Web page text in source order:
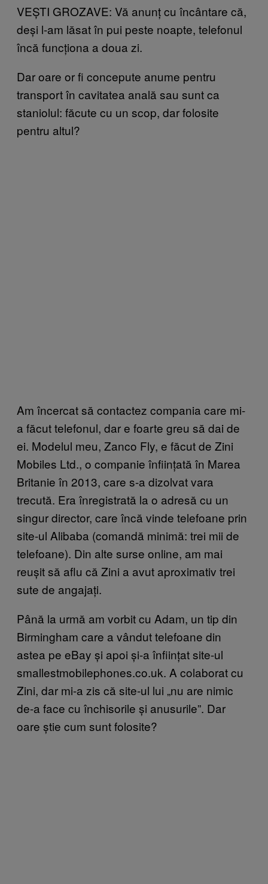
VEȘTI GROZAVE: Vă anunț cu încântare că,
deși l-am lăsat în pui peste noapte, telefonul
încă funcționa a doua zi.
Dar oare or fi concepute anume pentru
transport în cavitatea anală sau sunt ca
staniolul: făcute cu un scop, dar folosite
pentru altul?
Am încercat să contactez compania care mi-
a făcut telefonul, dar e foarte greu să dai de
ei. Modelul meu, Zanco Fly, e făcut de Zini
Mobiles Ltd., o companie înființată în Marea
Britanie în 2013, care s-a dizolvat vara
trecută. Era înregistrată la o adresă cu un
singur director, care încă vinde telefoane prin
site-ul Alibaba (comandă minimă: trei mii de
telefoane). Din alte surse online, am mai
reușit să aflu că Zini a avut aproximativ trei
sute de angajați.
Până la urmă am vorbit cu Adam, un tip din
Birmingham care a vândut telefoane din
astea pe eBay și apoi și-a înființat site-ul
smallestmobilephones.co.uk. A colaborat cu
Zini, dar mi-a zis că site-ul lui „nu are nimic
de-a face cu închisorile și anusurile”. Dar
oare știe cum sunt folosite?